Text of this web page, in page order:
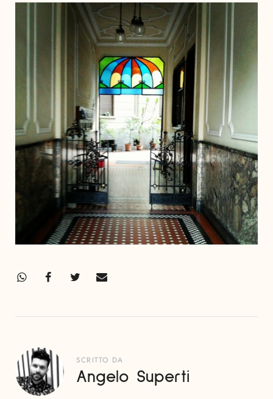
SCRITTO DA
Angelo Superti